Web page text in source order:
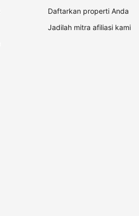
Daftarkan properti Anda
Jadilah mitra afiliasi kami